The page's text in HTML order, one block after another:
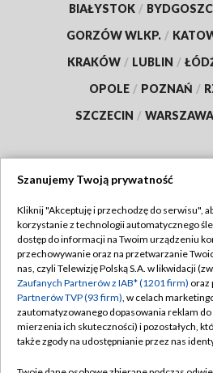
BIAŁYSTOK /
GORZÓW WLKP. /
KRAKÓW / LUBLIN /
OPOLE / POZNAŃ /
SZCZECIN / WARSZAWA
TVP
Abonament TVP
Emisja w TVP
Centrum informacji TVP
Naziemna Telewizja Cyfrowa
Regulamin
Polityka
Moje
Pomoc
Szanujemy Twoją prywatność
Kliknij "Akceptuję i przechodzę do serwisu",
korzystanie z technologii automatycznego
dostęp do informacji na Twoim urządzeniu
przechowywanie oraz na przetwarzanie
nas, czyli Telewizję Polską S.A. w likwidacji
Zaufanych Partnerów z IAB* (1201 firm) oraz
Partnerów TVP (93 firm), w celach
zautomatyzowanego dopasowania reklam
mierzenia ich skuteczności) i pozostałych,
także zgody na udostępnianie przez nas